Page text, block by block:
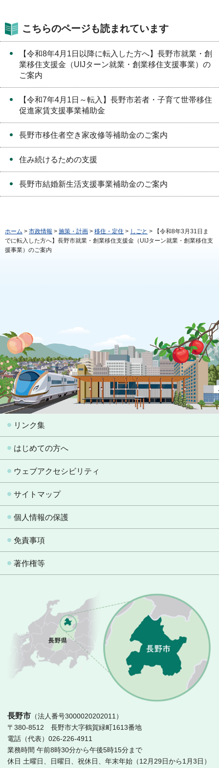
こちらのページも読まれています
【令和8年4月1日以降に転入した方へ】長野市就業・創
業移住支援金（UIJターン就業・創業移住支援事業）の
ご案内
【令和7年4月1日～転入】長野市若者・子育て世帯移住
促進家賃支援事業補助金
長野市移住者空き家改修等補助金のご案内
住み続けるための支援
長野市結婚新生活支援事業補助金のご案内
ホーム > 市政情報 > 施策・計画 > 移住・定住 > しごと > 【令和8年3月31日ま
でに転入した方へ】長野市就業・創業移住支援金（UIJターン就業・創業移住支
援事業）のご案内
リンク集
はじめての方へ
ウェブアクセシビリティ
サイトマップ
個人情報の保護
免責事項
著作権等
長野市 （法人番号3000020202011）
〒380-8512 長野市大字鶴賀緑町1613番地
電話（代表）026-226-4911
業務時間 午前8時30分から午後5時15分まで
休日 土曜日、日曜日、祝休日、年末年始（12月29日から1月3日）